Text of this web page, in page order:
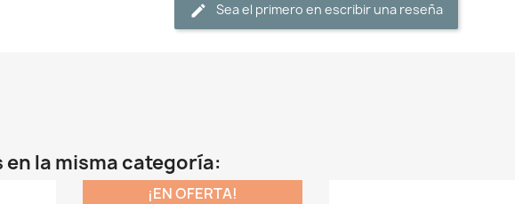
Sea el primero en escribir una reseña
la misma categoría:
¡EN OFERTA!